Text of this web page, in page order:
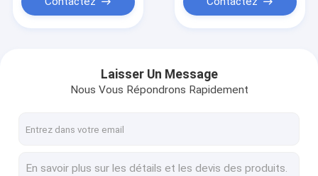
Contact
Laisser Un Message
Nous Vous Répondrons Rapidement